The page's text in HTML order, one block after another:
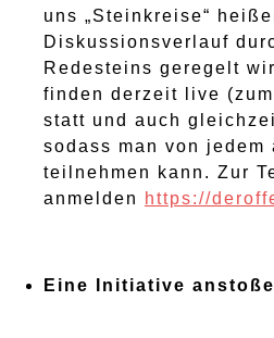
uns „Steinkreise“
Diskussionsverlauf
Redesteins geregelt
finden derzeit live
statt und auch
sodass man von jedem
teilnehmen kann. Zur
anmelden
https://
Eine Initiative